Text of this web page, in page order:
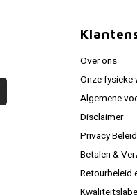
Over ons
Onze fysieke
Algemene
Disclaimer
Privacy Beleid
Betalen &
Retourbeleid